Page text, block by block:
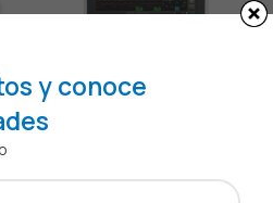
y conoce